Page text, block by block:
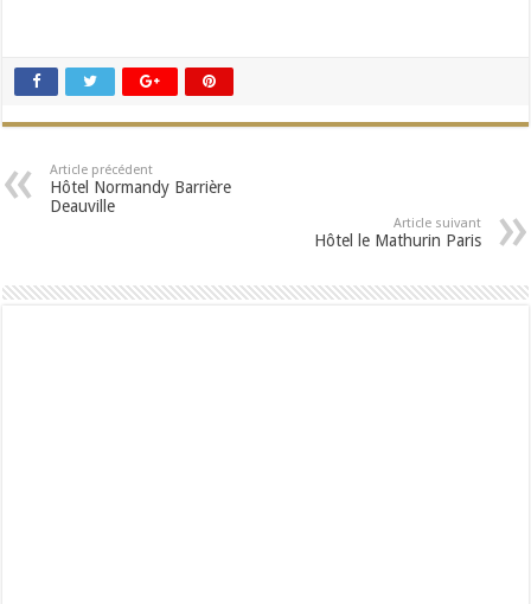
Article précédent
Hôtel Normandy Barrière
Deauville
Article suivant
Hôtel le Mathurin Paris